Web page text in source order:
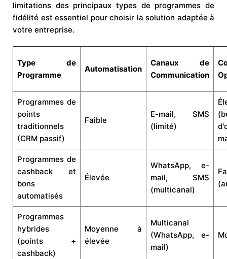
limitations des principaux types de programmes de
fidélité est essentiel pour choisir la solution adaptée à
votre entreprise.
Type de
Programme
Automatisation
Canaux de
Communication
Programmes de
points
traditionnels
(CRM passif)
Faible
E-mail, SMS
(limité)
Programmes de
cashback et
bons
automatisés
Élevée
WhatsApp, e-
mail, SMS
(multicanal)
Programmes
hybrides
(points +
cashback)
Moyenne à
élevée
Multicanal
(WhatsApp, e-
mail)